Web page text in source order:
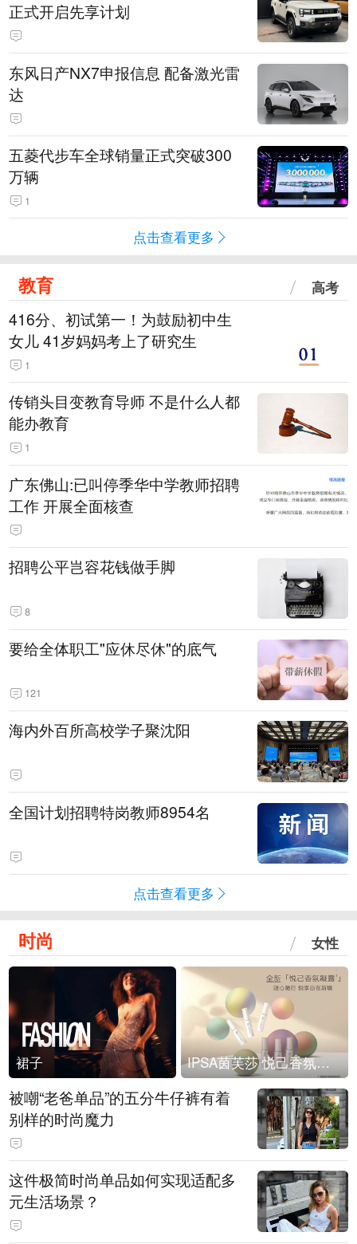
正式开启先享计划
东风日产NX7申报信息 配备激光雷
达
五菱代步车全球销量正式突破300
万辆
1
点击查看更多
教育 高考
416分、初试第一！为鼓励初中生
女儿 41岁妈妈考上了研究生
1
传销头目变教育导师 不是什么人都
能办教育
1
广东佛山:已叫停季华中学教师招聘
工作 开展全面核查
招聘公平岂容花钱做手脚
8
要给全体职工"应休尽休"的底气
121
海内外百所高校学子聚沈阳
全国计划招聘特岗教师8954名
点击查看更多
时尚 女性
裙子 IPSA茵芙莎 悦己香氛凝露上市
被嘲“老爸单品”的五分牛仔裤有着
别样的时尚魔力
这件极简时尚单品如何实现适配多
元生活场景？